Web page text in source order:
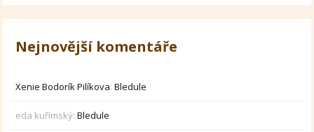
Nejnovější komentáře
Xenie Bodorík Pilíkova:Bledule
eda kuřímský:Bledule